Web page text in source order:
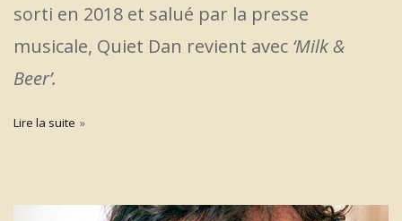
sorti en 2018 et salué par la presse
musicale, Quiet Dan revient avec ‘Milk &
Beer’.
Lire la suite